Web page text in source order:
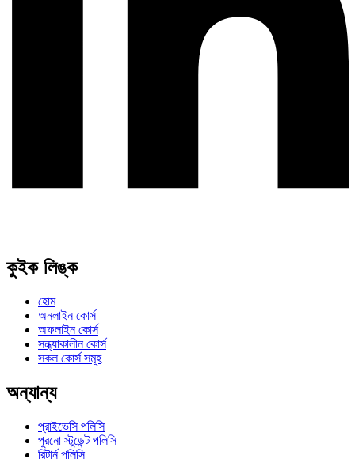
কুইক লিঙ্ক
হোম
অনলাইন কোর্স
অফলাইন কোর্স
সন্ধ্যাকালীন কোর্স
সকল কোর্স সমূহ
অন্যান্য
প্রাইভেসি পলিসি
পুরনো স্টুডেন্ট পলিসি
রিটার্ন পলিসি